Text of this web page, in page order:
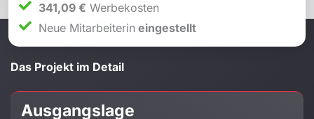
341,09 € Werbekosten
Neue Mitarbeiterineingestellt
Das Projekt im Detail
Ausgangslage